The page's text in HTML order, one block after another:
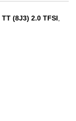
TT (8J3) 2.0 TFSI,